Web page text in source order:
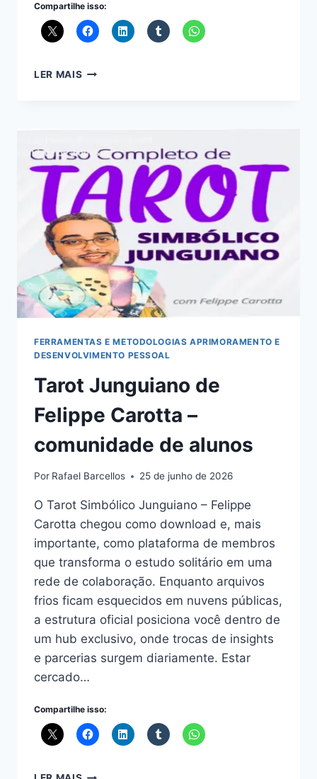
Compartilhe isso:
LER MAIS ESPECIALISTA
–
COMUNIDADE
EXCLUSIVA
DE
TÉCNICOS
FERRAMENTAS E METODOLOGIAS APRIMORAMENTO E
DESENVOLVIMENTO PESSOAL
Tarot Junguiano de
Felippe Carotta –
comunidade de alunos
Por Rafael Barcellos 25 de junho de 2026
O Tarot Simbólico Junguiano – Felippe
Carotta chegou como download e, mais
importante, como plataforma de membros
que transforma o estudo solitário em uma
rede de colaboração. Enquanto arquivos
frios ficam esquecidos em nuvens públicas,
a estrutura oficial posiciona você dentro de
um hub exclusivo, onde trocas de insights
e parcerias surgem diariamente. Estar
cercado…
Compartilhe isso:
TAROT